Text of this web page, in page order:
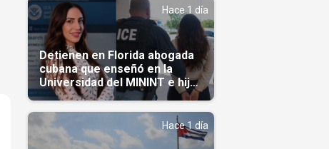
Hace 1 día
Detienen en Florida abogada
cubana que enseñó en la
Universidad del MININT e hija
de diplomático cubano
Hace 1 día